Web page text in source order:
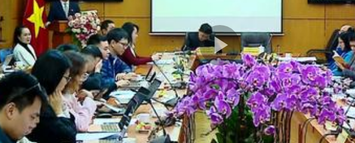
Play
Video